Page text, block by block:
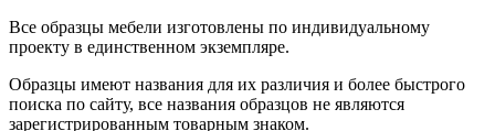
Все образцы мебели изготовлены по индивидуальному
проекту в единственном экземпляре.
Образцы имеют названия для их различия и более быстрого
поиска по сайту, все названия образцов не являются
зарегистрированным товарным знаком.